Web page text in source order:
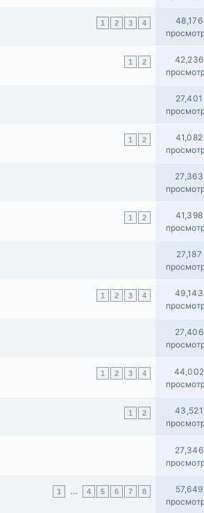
1 2 3 4
48,176
1 2
42,236
27,401
1 2
41,082
27,363
1 2
41,398
27,187
1 2 3 4
49,143
27,406
1 2 3 4
44,002
1 2
43,521
27,346
1 … 4 5 6 7 8
57,649